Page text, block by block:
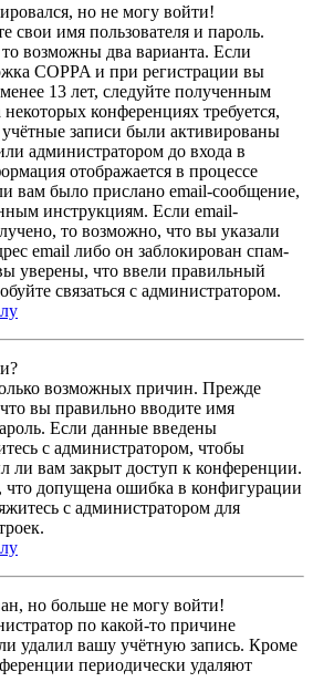
но не могу войти!
свои имя пользователя и пароль.
возможны два варианта. Если
COPPA и при регистрации вы
13 лет, следуйте полученным
конференциях требуется,
записи были активированы
администратором до входа в
отображается в процессе
вам было прислано email-сообщение,
инструкциям. Если email-
то возможно, что вы указали
email либо он заблокирован спам-
уверены, что ввели правильный
связаться с администратором.
возможных причин. Прежде
что вы правильно вводите имя
Если данные введены
с администратором, чтобы
ли вам закрыт доступ к конференции.
допущена ошибка в конфигурации
с администратором для
но больше не могу войти!
по какой-то причине
удалил вашу учётную запись. Кроме
периодически удаляют